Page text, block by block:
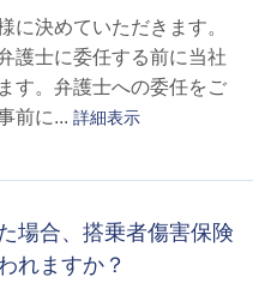
に決めていただきます。
護士に委任する前に当社
す。弁護士への委任をご
前に... 詳細表示
場合、搭乗者傷害保険
れますか？